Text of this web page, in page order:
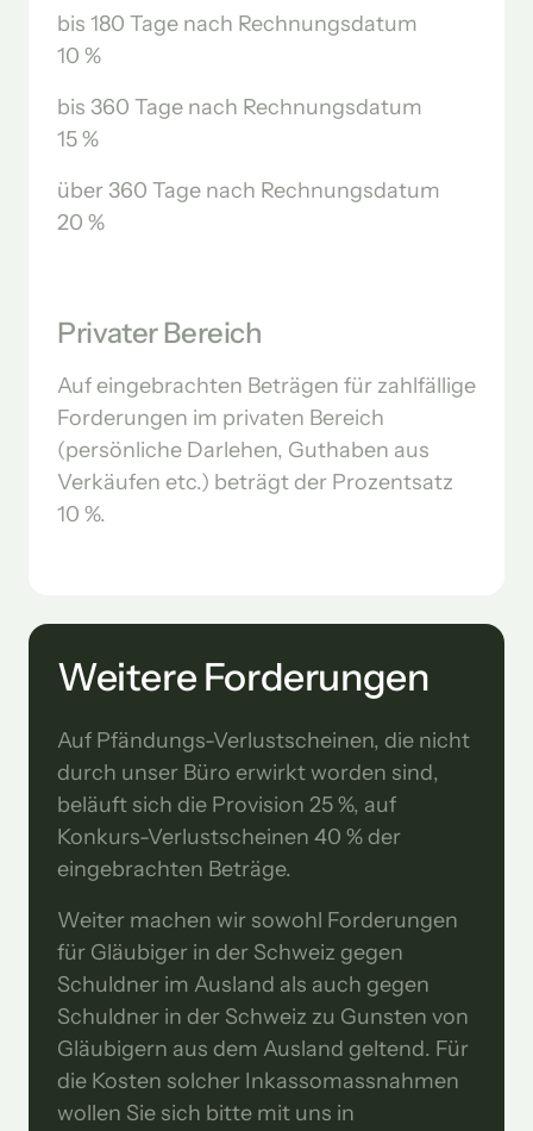
bis 180 Tage nach Rechnungsdatum
10 %
bis 360 Tage nach Rechnungsdatum
15 %
über 360 Tage nach Rechnungsdatum
20 %
Privater Bereich
Auf eingebrachten Beträgen für zahlfällige
Forderungen im privaten Bereich
(persönliche Darlehen, Guthaben aus
Verkäufen etc.) beträgt der Prozentsatz
10 %.
Weitere Forderungen
Auf Pfändungs-Verlustscheinen, die nicht
durch unser Büro erwirkt worden sind,
beläuft sich die Provision 25 %, auf
Konkurs-Verlustscheinen 40 % der
eingebrachten Beträge.
Weiter machen wir sowohl Forderungen
für Gläubiger in der Schweiz gegen
Schuldner im Ausland als auch gegen
Schuldner in der Schweiz zu Gunsten von
Gläubigern aus dem Ausland geltend. Für
die Kosten solcher Inkassomassnahmen
wollen Sie sich bitte mit uns in